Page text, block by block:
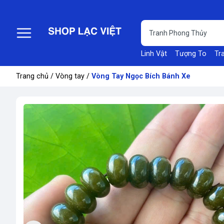
Linh Vật Tượng To
Trang chủ / Vòng tay / Vòng Tay Ngọc Bích Bánh Xe